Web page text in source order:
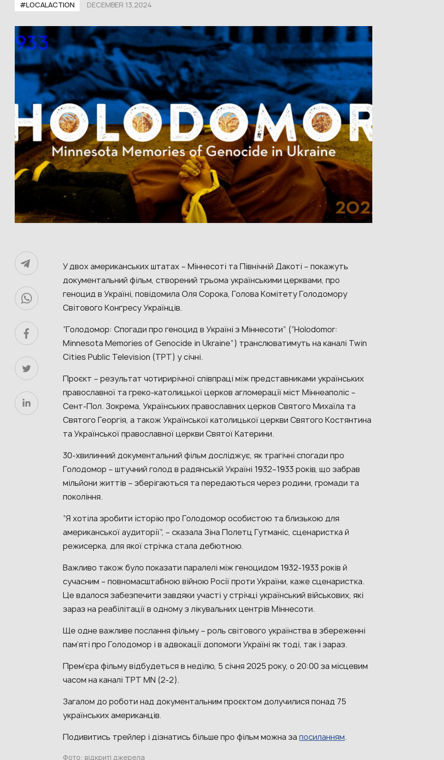
#LOCALACTION DECEMBER 13,2024
У двох американських штатах – Міннесоті та Північній Дакоті – покажуть
документальний фільм, створений трьома українськими церквами, про
геноцид в Україні, повідомила Оля Сорока, Голова Комітету Голодомору
Світового Конґресу Українців.
“Голодомор: Спогади про геноцид в Україні з Міннесоти” (“Holodomor:
Minnesota Memories of Genocide in Ukraine”) транслюватимуть на каналі Twin
Cities Public Television (TPT) у січні.
Проєкт – результат чотирирічної співпраці між представниками українських
православної та греко-католицької церков агломерації міст Міннеаполіс –
Сент-Пол. Зокрема, Українських православних церков Святого Михаїла та
Святого Георгія, а також Української католицької церкви Святого Костянтина
та Української православної церкви Святої Катерини.
30-хвилинний документальний фільм досліджує, як трагічні спогади про
Голодомор – штучний голод в радянській Україні 1932–1933 років, що забрав
мільйони життів – зберігаються та передаються через родини, громади та
покоління.
“Я хотіла зробити історію про Голодомор особистою та близькою для
американської аудиторії”, – сказала Зіна Полетц Гутманіс, сценаристка й
режисерка, для якої стрічка стала дебютною.
Важливо також було показати паралелі між геноцидом 1932-1933 років й
сучасним – повномасштабною війною Росії проти України, каже сценаристка.
Це вдалося забезпечити завдяки участі у стрічці український військових, які
зараз на реабілітації в одному з лікувальних центрів Міннесоти.
Ще одне важливе послання фільму – роль світового українства в збереженні
пам’яті про Голодомор і в адвокації допомоги Україні як тоді, так і зараз.
Прем’єра фільму відбудеться в неділю, 5 січня 2025 року, о 20:00 за місцевим
часом на каналі TPT MN (2-2).
Загалом до роботи над документальним проєктом долучилися понад 75
українських американців.
Подивитись трейлер і дізнатись більше про фільм можна за посиланням.
Фото: відкриті джерела